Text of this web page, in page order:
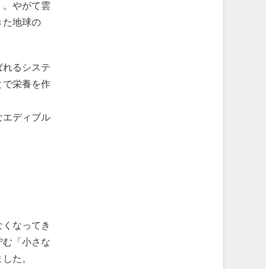
やがて雲
た地球の
るシステ
で栄養を作
エディブル
なってき
「小さな
た。